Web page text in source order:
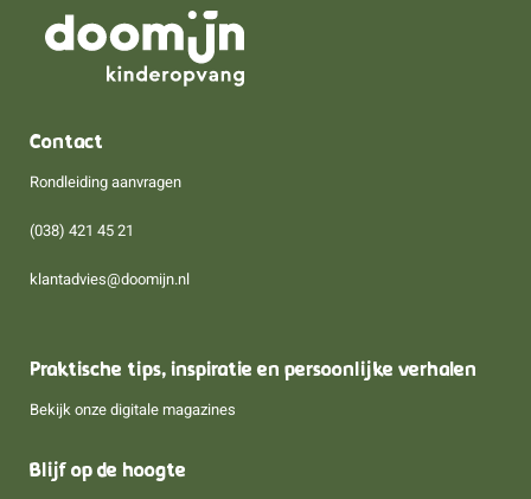
Contact
Rondleiding aanvragen
(038) 421 45 21
klantadvies@doomijn.nl
Praktische tips, inspiratie en persoonlijke verhalen
Bekijk onze digitale magazines
Blijf op de hoogte